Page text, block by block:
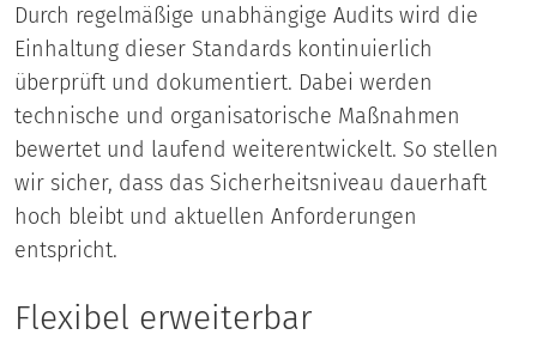
Durch regelmäßige unabhängige Audits wird die
Einhaltung dieser Standards kontinuierlich
überprüft und dokumentiert. Dabei werden
technische und organisatorische Maßnahmen
bewertet und laufend weiterentwickelt. So stellen
wir sicher, dass das Sicherheitsniveau dauerhaft
hoch bleibt und aktuellen Anforderungen
entspricht.
Flexibel erweiterbar